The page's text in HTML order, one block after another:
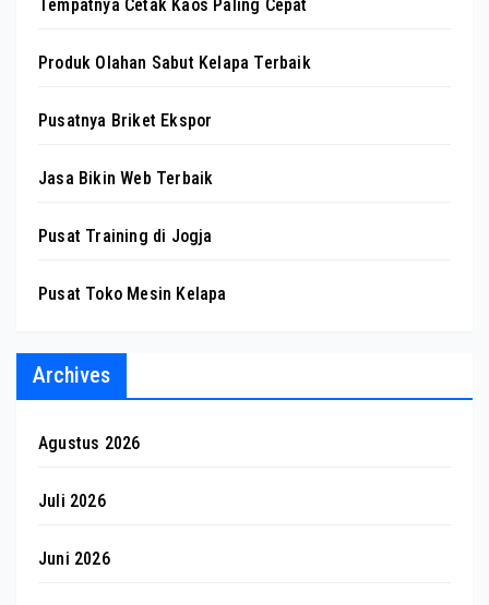
Tempatnya Cetak Kaos Paling Cepat
Produk Olahan Sabut Kelapa Terbaik
Pusatnya Briket Ekspor
Jasa Bikin Web Terbaik
Pusat Training di Jogja
Pusat Toko Mesin Kelapa
Archives
Agustus 2026
Juli 2026
Juni 2026